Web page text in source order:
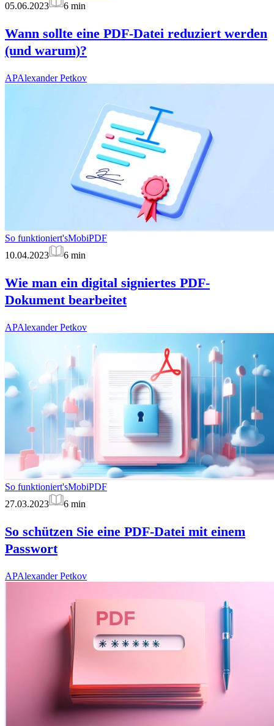
05.06.2023
6 min
Wann sollte eine PDF-Datei reduziert werden
(und warum)?
APAlexander Petkov
So funktioniert'sMobiPDF
10.04.2023
6 min
Wie man ein digital signiertes PDF-
Dokument bearbeitet
APAlexander Petkov
So funktioniert'sMobiPDF
27.03.2023
6 min
So schützen Sie eine PDF-Datei mit einem
Passwort
APAlexander Petkov